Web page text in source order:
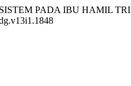
PADA IBU HAMIL